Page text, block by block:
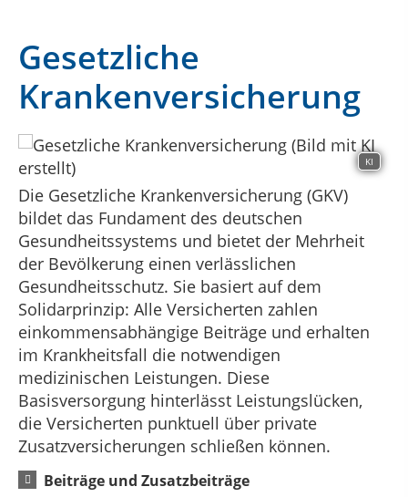
Gesetzliche
Krankenversicherung
KI
Die Gesetzliche Krankenversicherung (GKV)
bildet das Fundament des deutschen
Gesundheitssystems und bietet der Mehrheit
der Bevölkerung einen verlässlichen
Gesundheitsschutz. Sie basiert auf dem
Solidarprinzip: Alle Versicherten zahlen
einkommensabhängige Beiträge und erhalten
im Krankheitsfall die notwendigen
medizinischen Leistungen. Diese
Basisversorgung hinterlässt Leistungslücken,
die Versicherten punktuell über private
Zusatzversicherungen schließen können.
Beiträge und Zusatzbeiträge